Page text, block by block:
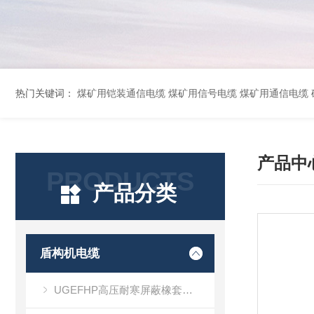
热门关键词： 煤矿用铠装通信电缆 煤矿用信号电缆 煤矿用通信电缆 矿用阻燃通信电缆 矿用监控电缆 矿用通信电缆 橡套软电缆YZ-3*1.5+1 YCW橡胶电缆3*10+1*6 船用橡套软电缆CEFR-3*2.5 煤矿用移动橡套软电缆
PRODUCTS
产品分类
盾构机电缆
UGEFHP高压耐寒屏蔽橡套电缆
产品中